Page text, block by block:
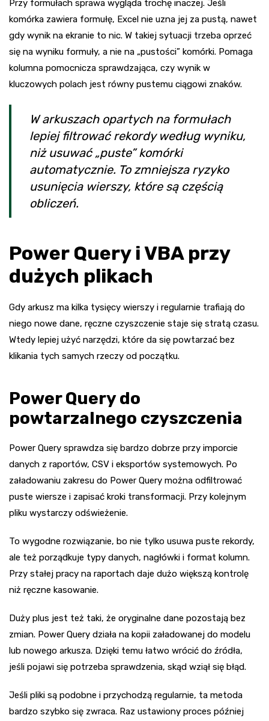
Przy formułach sprawa wygląda trochę inaczej. Jeśli
komórka zawiera formułę, Excel nie uzna jej za pustą, nawet
gdy wynik na ekranie to nic. W takiej sytuacji trzeba oprzeć
się na wyniku formuły, a nie na „pustości” komórki. Pomaga
kolumna pomocnicza sprawdzająca, czy wynik w
kluczowych polach jest równy pustemu ciągowi znaków.
W arkuszach opartych na formułach
lepiej filtrować rekordy według wyniku,
niż usuwać „puste” komórki
automatycznie. To zmniejsza ryzyko
usunięcia wierszy, które są częścią
obliczeń.
Power Query i VBA przy
dużych plikach
Gdy arkusz ma kilka tysięcy wierszy i regularnie trafiają do
niego nowe dane, ręczne czyszczenie staje się stratą czasu.
Wtedy lepiej użyć narzędzi, które da się powtarzać bez
klikania tych samych rzeczy od początku.
Power Query do
powtarzalnego czyszczenia
Power Query sprawdza się bardzo dobrze przy imporcie
danych z raportów, CSV i eksportów systemowych. Po
załadowaniu zakresu do Power Query można odfiltrować
puste wiersze i zapisać kroki transformacji. Przy kolejnym
pliku wystarczy odświeżenie.
To wygodne rozwiązanie, bo nie tylko usuwa puste rekordy,
ale też porządkuje typy danych, nagłówki i format kolumn.
Przy stałej pracy na raportach daje dużo większą kontrolę
niż ręczne kasowanie.
Duży plus jest też taki, że oryginalne dane pozostają bez
zmian. Power Query działa na kopii załadowanej do modelu
lub nowego arkusza. Dzięki temu łatwo wrócić do źródła,
jeśli pojawi się potrzeba sprawdzenia, skąd wziął się błąd.
Jeśli pliki są podobne i przychodzą regularnie, ta metoda
bardzo szybko się zwraca. Raz ustawiony proces później